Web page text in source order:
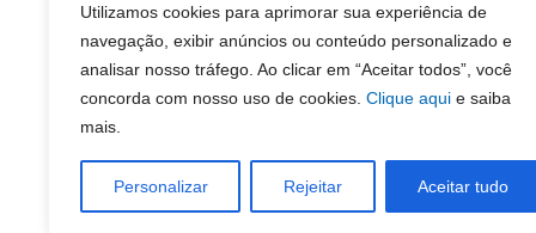
Utilizamos cookies para aprimorar sua experiência de
navegação, exibir anúncios ou conteúdo personalizado e
analisar nosso tráfego. Ao clicar em “Aceitar todos”, você
concorda com nosso uso de cookies. Clique aqui e saiba
mais.
Personalizar Rejeitar Aceitar tudo